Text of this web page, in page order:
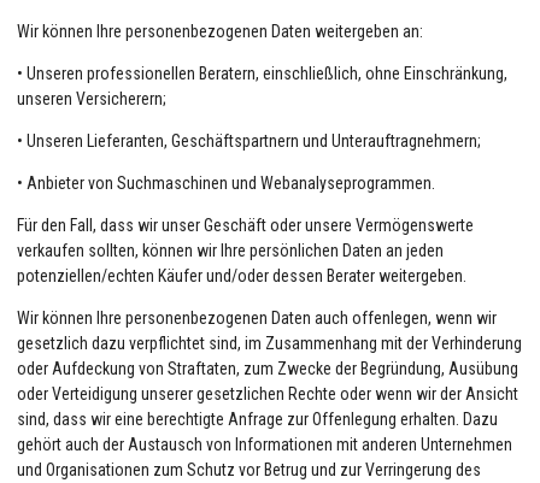
Wir können Ihre personenbezogenen Daten weitergeben an:
• Unseren professionellen Beratern, einschließlich, ohne Einschränkung,
unseren Versicherern;
• Unseren Lieferanten, Geschäftspartnern und Unterauftragnehmern;
• Anbieter von Suchmaschinen und Webanalyseprogrammen.
Für den Fall, dass wir unser Geschäft oder unsere Vermögenswerte
verkaufen sollten, können wir Ihre persönlichen Daten an jeden
potenziellen/echten Käufer und/oder dessen Berater weitergeben.
Wir können Ihre personenbezogenen Daten auch offenlegen, wenn wir
gesetzlich dazu verpflichtet sind, im Zusammenhang mit der Verhinderung
oder Aufdeckung von Straftaten, zum Zwecke der Begründung, Ausübung
oder Verteidigung unserer gesetzlichen Rechte oder wenn wir der Ansicht
sind, dass wir eine berechtigte Anfrage zur Offenlegung erhalten. Dazu
gehört auch der Austausch von Informationen mit anderen Unternehmen
und Organisationen zum Schutz vor Betrug und zur Verringerung des